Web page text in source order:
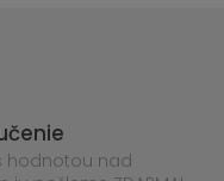
hodnotou nad